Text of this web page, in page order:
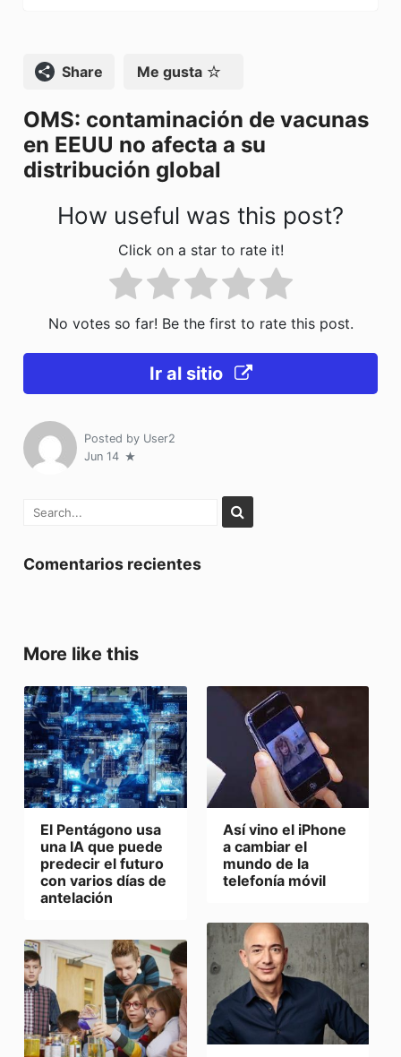
o
k
tir
Compartir Me gusta
OMS: contaminación de vacunas
en EEUU no afecta a su
distribución global
How useful was this post?
Click on a star to rate it!
No votes so far! Be the first to rate this post.
Ir al sitio
Posted by User2
Jun 14
Comentarios recientes
More like this
El Pentágono usa
una IA que puede
predecir el futuro
con varios días de
antelación
Así vino el iPhone
a cambiar el
mundo de la
telefonía móvil